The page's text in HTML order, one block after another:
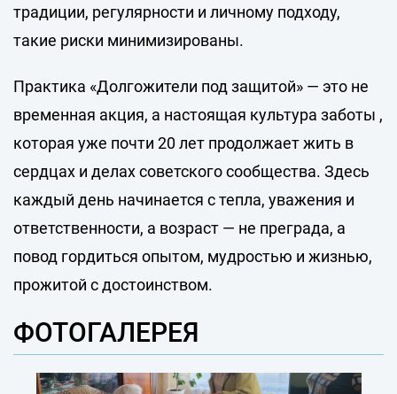
традиции, регулярности и личному подходу,
такие риски минимизированы.
Практика «Долгожители под защитой» — это не
временная акция, а настоящая культура заботы ,
которая уже почти 20 лет продолжает жить в
сердцах и делах советского сообщества. Здесь
каждый день начинается с тепла, уважения и
ответственности, а возраст — не преграда, а
повод гордиться опытом, мудростью и жизнью,
прожитой с достоинством.
ФОТОГАЛЕРЕЯ